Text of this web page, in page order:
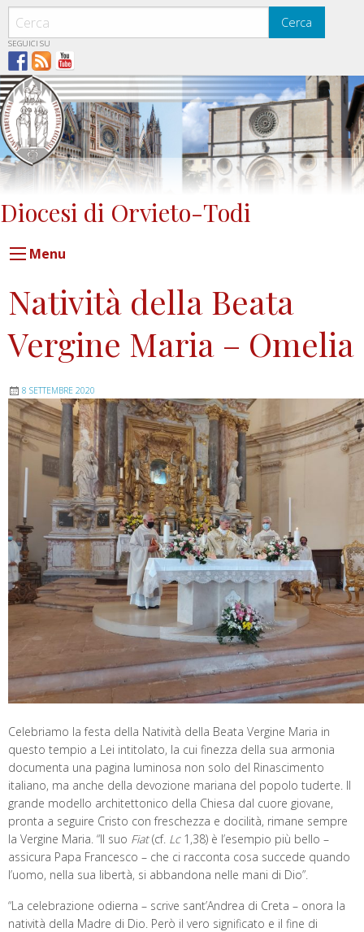
Skip
content
Cerca
SEGUICI SU
Diocesi di Orvieto-Todi
Menu
Natività della Beata
Vergine Maria – Omelia
8 SETTEMBRE 2020
Celebriamo la festa della Natività della Beata Vergine Maria in
questo tempio a Lei intitolato, la cui finezza della sua armonia
documenta una pagina luminosa non solo del Rinascimento
italiano, ma anche della devozione mariana del popolo tuderte. Il
grande modello architettonico della Chiesa dal cuore giovane,
pronta a seguire Cristo con freschezza e docilità, rimane sempre
la Vergine Maria. “Il suo Fiat(cf. Lc1,38) è l’esempio più bello –
assicura Papa Francesco – che ci racconta cosa succede quando
l’uomo, nella sua libertà, si abbandona nelle mani di Dio”.
“La celebrazione odierna – scrive sant’Andrea di Creta – onora la
natività della Madre di Dio. Però il vero significato e il fine di